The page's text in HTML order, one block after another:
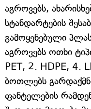
აგროვებს,
სტანდარტების
გამოყენებული
აგროვებს ოთხი
PET, 2. HDPE, 4.
ბოთლებს
ფანტელების